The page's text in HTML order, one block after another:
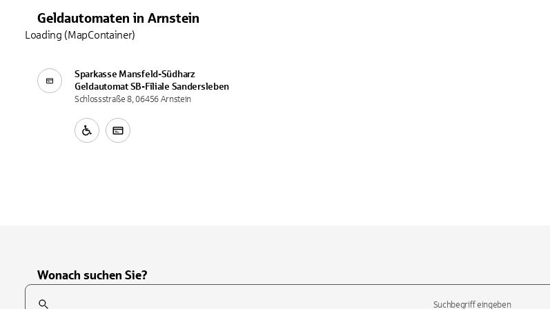
Geldautomaten in Arnstein
Sparkasse Mansfeld-Südharz
Geldautomat SB-Filiale Sandersleben
Schlossstraße 8, 06456 Arnstein
Loading (MapContainer)
Wonach suchen Sie?
Suchfeld